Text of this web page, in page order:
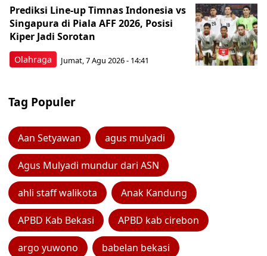
Olahraga
Prediksi Line-up Timnas Indonesia vs
Singapura di Piala AFF 2026, Posisi
Kiper Jadi Sorotan
Jumat, 7 Agu 2026 - 14:41
Tag Populer
Aan Setyawan agus mulyadi
Agus Mulyadi mundur dari ASN
ahli staff walikota Anak Kandung
APBD Kab Bekasi APBD kab cirebon
argo yuwono babelan bekasi